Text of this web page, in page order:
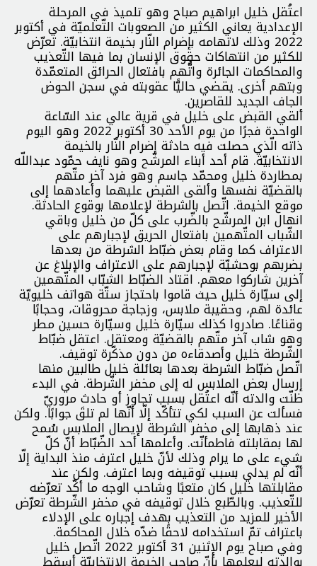
اعتُقل خليل ابراهيم صباح وهو تلميذ في المرحلة
الإعدادية يعاني الكثير من الصعوبات التّعلميّة في أكتوبر
2022 وذلك لاتهامه بإضرام النّار بخيمة انتخابيّة. تعرّض
للكثير من انتهاكات حقوق الإنسان بما فيها التّعذيب
والمحاكمات الجائرة واتُّهم بافتعال الحرائق المتعمّدة
وبتهم أخرى. يقضي حاليًّا عقوبته في سجن الحوض
الجاف الجديد للقاصرين.
ألقي القبض على خليل في قرية عالي عند السّاعة
الواحدة فجرًا من يوم الأحد 30 أكتوبر 2022 وهو اليوم
ذاته الّذي حصلت فيه حادثة إضرام النّار بالخيمة
الانتخابيّة. قام أحد أبناء المرشّح وهو نايف حمّود عبداللّه
بمطاردة خليل ومحمّد جاسم وهو فرد آخر متّهم
بالقضيّة نفسها وألقى القبض عليهما وأعادهما إلى
موقع الخيمة. اتّصل بالشرطة لإعلامها بوقوع الحادثة.
انهال ابن المرشّح بالضّرب على كلّ من خليل وباقي
الشّباب المتّهمين بافتعال الحريق لإجبارهم على
الاعتراف كما وقام بعض ضبّاط الشرطة من بعدها
بضربهم بوحشيّة لإجبارهم على الاعتراف والإبلاغ عن
آخرين شاركوا معهم. اقتاد الضبّاط الشبّاب المتّهمين
إلى سيّارة خليل حيث قاموا باحتجاز ستّة هواتف خليويّة
عائدة لهم، وحقيبة ملابس، وزجاجة محروقات، وحجابًا
وقناعًا. صادروا كذلك سيّارة خليل وسيّارة حسين مطر
وهو شاب آخر متّهم بالقضيّة ومعتقل. اعتقل ضبّاط
الشّرطة خليل وأصدقاءه من دون مذكّرة توقيف.
اتّصل ضبّاط الشرطة بعدها بعائلة خليل طالبين منها
إرسال بعض الملابس له إلى مخفر الشّرطة. في البدء
ظنّت والدته أنّه اعتُقل بسبب تجاوز أو حادث مروريّ
فسألت عن السبب لكي تتأكّد إلّا أنّها لم تلقَ جوابًا. ولكن
عند ذهابها إلى مخفر الشرطة لإيصال الملابس سُمح
لها بمقابلته فاطمأنّت. وأعلمها أحد الضّبّاط أنّ كلّ
شيء على ما يرام وذلك لأنّ خليل اعترف منذ البداية إلّا
أنّه لم يدلي بسبب توقيفه وبما اعترف. ولكن عند
مقابلتها خليل كان متعبًا وشاحب الوجه ما أكّد تعرّضه
للتّعذيب. وبالطّبع خلال توقيفه في مخفر الشّرطة تعرّض
الأخير للمزيد من التعذيب بهدف إجباره على الإدلاء
باعتراف تمّ استخدامه لاحقًا ضدّه خلال المحاكمة.
وفي صباح يوم الإثنين 31 أكتوبر 2022 اتّصل خليل